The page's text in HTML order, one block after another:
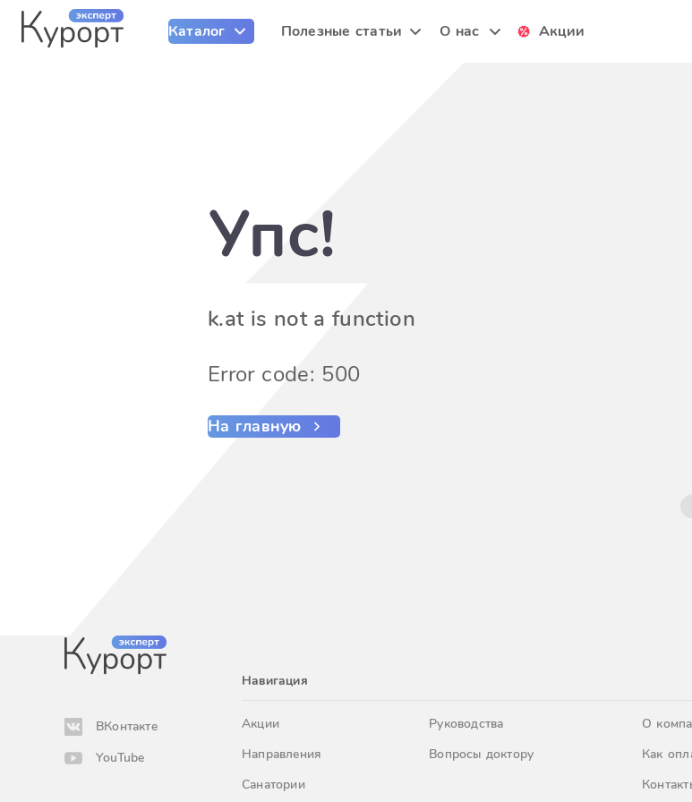
Каталог Полезные статьи О нас Акции
Упс!
k.at is not a function
Error code: 500
На главную
ВКонтакте
YouTube
Навигация
Акции
Направления
Санатории
Руководства
Вопросы доктору
О
Как